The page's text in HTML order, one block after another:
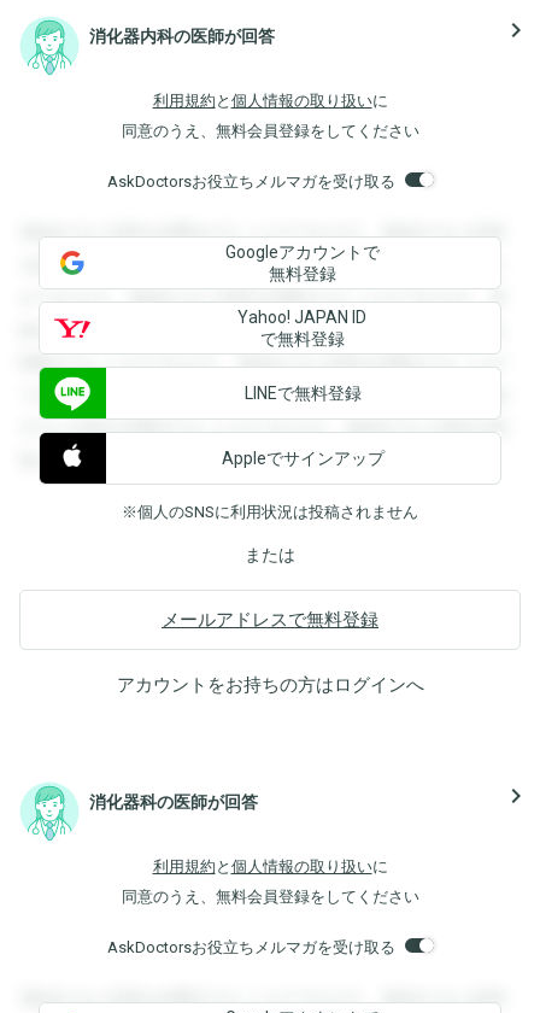
消化器内科の医師が回答 navigate_next
利用規約 と 個人情報の取り扱いに
同意のうえ、無料会員登録をしてください
AskDoctorsお役立ちメルマガを受け取る
登録すると回答を閲覧することができます。登録すると回答
を閲覧することができます。登録すると回答を閲覧すること
ができます。登録すると回答を閲覧することができます。登
録すると回答を閲覧することができます。登録すると回答を
閲覧することができます。登録すると回答を閲覧することが
できます。登録すると回答を閲覧することができます。登録
すると回答を閲覧することができます。登録すると回答を閲
覧することができます。
Googleアカウントで
無料登録
Yahoo! JAPAN ID
で無料登録
LINEで無料登録
Appleでサインアップ
※個人のSNSに利用状況は投稿されません
または
メールアドレスで無料登録
アカウントをお持ちの方はログインへ
消化器科の医師が回答 navigate_next
利用規約 と 個人情報の取り扱いに
同意のうえ、無料会員登録をしてください
AskDoctorsお役立ちメルマガを受け取る
登録すると回答を閲覧することができます。登録すると回答